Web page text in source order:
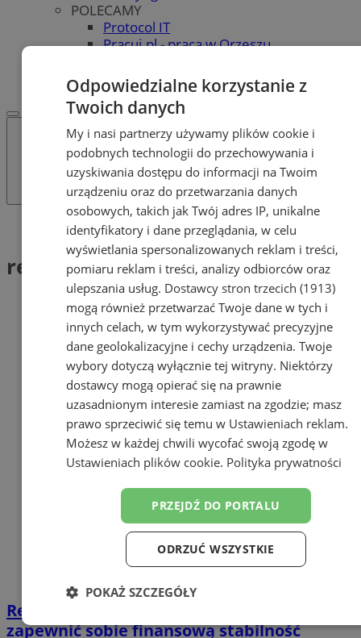
POLECAMY
Protocol IT
Pracuj.pl - praca w Orzeszu
WSPÓŁPRACA
Tag: renta hipoteczna
renta hipoteczna (1)
Renta dożywotnia w praktyce - jak
zapewnić sobie finansową stabilność
Odpowiedzialne korzystanie z
Twoich danych
My i nasi partnerzy używamy plików cookie i
podobnych technologii do przechowywania i
uzyskiwania dostępu do informacji na Twoim
urządzeniu oraz do przetwarzania danych
osobowych, takich jak Twój adres IP, unikalne
identyfikatory i dane przeglądania, w celu
wyświetlania spersonalizowanych reklam i treści,
pomiaru reklam i treści, analizy odbiorców oraz
ulepszania usług. Dostawcy stron trzecich (1913)
mogą również przetwarzać Twoje dane w tych i
innych celach, w tym wykorzystywać precyzyjne
dane geolokalizacyjne i cechy urządzenia. Twoje
wybory dotyczą wyłącznie tej witryny. Niektórzy
dostawcy mogą opierać się na prawnie
uzasadnionym interesie zamiast na zgodzie; masz
prawo sprzeciwić się temu w Ustawieniach reklam.
Możesz w każdej chwili wycofać swoją zgodę w
Ustawieniach plików cookie. Polityka prywatności
PRZEJDŹ DO PORTALU
ODRZUĆ WSZYSTKIE
POKAŻ SZCZEGÓŁY
Niezbędne Wydajność Targetowanie